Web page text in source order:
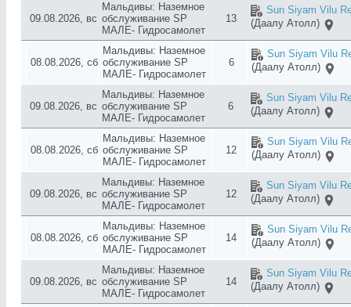
09.08.2026, вс
Мальдивы: Наземное
обслуживание SP
МАЛЕ- Гидросамолет
13
Sun Siyam Vilu
(Даалу Атолл)
08.08.2026, сб
Мальдивы: Наземное
обслуживание SP
МАЛЕ- Гидросамолет
6
Sun Siyam Vilu
(Даалу Атолл)
09.08.2026, вс
Мальдивы: Наземное
обслуживание SP
МАЛЕ- Гидросамолет
6
Sun Siyam Vilu
(Даалу Атолл)
08.08.2026, сб
Мальдивы: Наземное
обслуживание SP
МАЛЕ- Гидросамолет
12
Sun Siyam Vilu
(Даалу Атолл)
09.08.2026, вс
Мальдивы: Наземное
обслуживание SP
МАЛЕ- Гидросамолет
12
Sun Siyam Vilu
(Даалу Атолл)
08.08.2026, сб
Мальдивы: Наземное
обслуживание SP
МАЛЕ- Гидросамолет
14
Sun Siyam Vilu
(Даалу Атолл)
09.08.2026, вс
Мальдивы: Наземное
обслуживание SP
МАЛЕ- Гидросамолет
14
Sun Siyam Vilu
(Даалу Атолл)